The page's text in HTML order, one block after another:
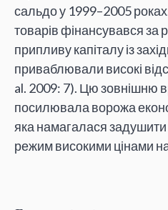
сальдо у 1999–2005
товарів фінансувався за
припливу капіталу із
приваблювали високі
al. 2009: 7). Цю зовнішню
посилювала ворожа
яка намагалася
режим високими цінами